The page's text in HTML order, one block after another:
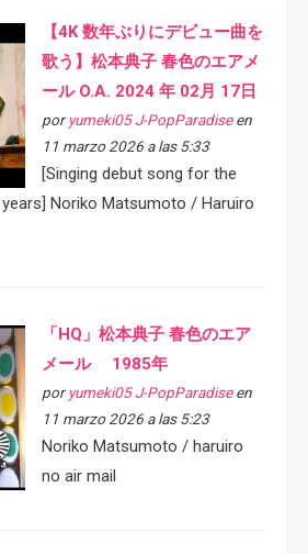
【4K 数年ぶりにデビュー曲を
歌う】松本典子 春色のエアメ
ール O.A. 2024 年 02月 17日
por yumeki05 J-PopParadiseen
11 marzo 2026 a las 5:33
[Singing debut song for the
Noriko Matsumoto / Haruiro
「HQ」松本典子 春色のエア
メール 1985年
por yumeki05 J-PopParadiseen
11 marzo 2026 a las 5:23
Noriko Matsumoto / haruiro
no air mail